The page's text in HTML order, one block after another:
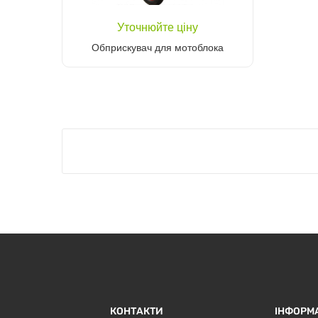
Уточнюйте ціну
Обприскувач для мотоблока
КОНТАКТИ